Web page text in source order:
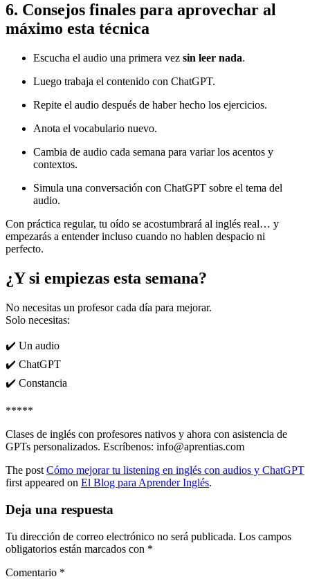
6. Consejos finales para aprovechar al
máximo esta técnica
Escucha el audio una primera vez sin leer nada.
Luego trabaja el contenido con ChatGPT.
Repite el audio después de haber hecho los ejercicios.
Anota el vocabulario nuevo.
Cambia de audio cada semana para variar los acentos y
contextos.
Simula una conversación con ChatGPT sobre el tema del
audio.
Con práctica regular, tu oído se acostumbrará al inglés real… y
empezarás a entender incluso cuando no hablen despacio ni
perfecto.
¿Y si empiezas esta semana?
No necesitas un profesor cada día para mejorar.
Solo necesitas:
✔️ Un audio
✔️ ChatGPT
✔️ Constancia
*****
Clases de inglés con profesores nativos y ahora con asistencia de
GPTs personalizados. Escríbenos: info@aprentias.com
The post Cómo mejorar tu listening en inglés con audios y ChatGPT
first appeared on El Blog para Aprender Inglés.
Deja una respuesta
Tu dirección de correo electrónico no será publicada. Los campos
obligatorios están marcados con *
Comentario *